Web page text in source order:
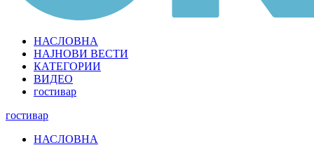
НАСЛОВНА
НАЈНОВИ ВЕСТИ
КАТЕГОРИИ
ВИДЕО
гостивар
гостивар
НАСЛОВНА